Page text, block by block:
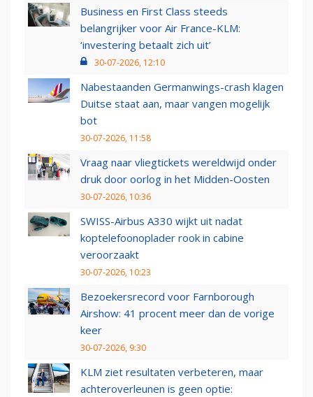
Business en First Class steeds
belangrijker voor Air France-KLM:
‘investering betaalt zich uit’
30-07-2026, 12:10
Nabestaanden Germanwings-crash klagen
Duitse staat aan, maar vangen mogelijk
bot
30-07-2026, 11:58
Vraag naar vliegtickets wereldwijd onder
druk door oorlog in het Midden-Oosten
30-07-2026, 10:36
SWISS-Airbus A330 wijkt uit nadat
koptelefoonoplader rook in cabine
veroorzaakt
30-07-2026, 10:23
Bezoekersrecord voor Farnborough
Airshow: 41 procent meer dan de vorige
keer
30-07-2026, 9:30
KLM ziet resultaten verbeteren, maar
achteroverleunen is geen optie: